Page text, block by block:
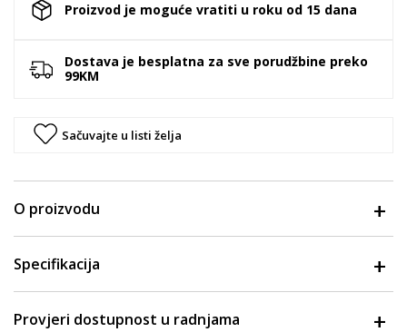
Proizvod je moguće vratiti u roku od 15 dana
Dostava je besplatna za sve porudžbine preko
99KM
Sačuvajte u listi želja
O proizvodu
Specifikacija
Provjeri dostupnost u radnjama